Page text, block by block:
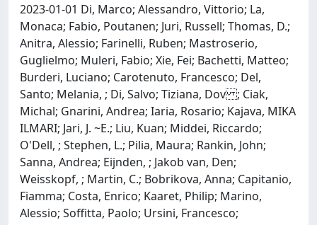
2023-01-01 Di, Marco; Alessandro, Vittorio; La,
Monaca; Fabio, Poutanen; Juri, Russell; Thomas, D.;
Anitra, Alessio; Farinelli, Ruben; Mastroserio,
Guglielmo; Muleri, Fabio; Xie, Fei; Bachetti, Matteo;
Burderi, Luciano; Carotenuto, Francesco; Del,
Santo; Melania, ; Di, Salvo; Tiziana, Dov ; Ciak,
Michal; Gnarini, Andrea; Iaria, Rosario; Kajava, MIKA
ILMARI; Jari, J. ~E.; Liu, Kuan; Middei, Riccardo;
O'Dell, ; Stephen, L.; Pilia, Maura; Rankin, John;
Sanna, Andrea; Eijnden, ; Jakob van, Den;
Weisskopf, ; Martin, C.; Bobrikova, Anna; Capitanio,
Fiamma; Costa, Enrico; Kaaret, Philip; Marino,
Alessio; Soffitta, Paolo; Ursini, Francesco;